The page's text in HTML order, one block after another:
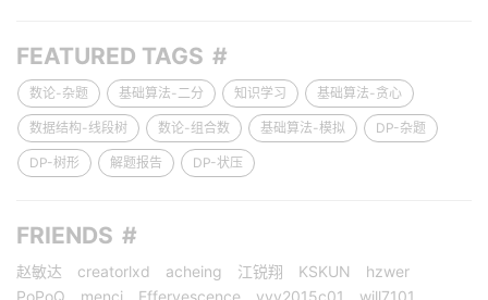
FEATURED TAGS
数论-杂题 基础算法-二分 知识学习 基础算法-贪心
数据结构-线段树 数论-组合数 基础算法-模拟 DP-杂题
DP-树形 解题报告 DP-状压
FRIENDS
赵敏达 creatorlxd acheing 江锐翔 KSKUN
hzwer